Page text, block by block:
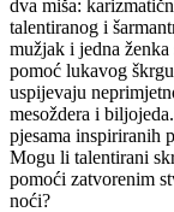
dva miša:
talentiranog i
mužjak i jedna
pomoć lukavog
uspijevaju
mesoždera i
pjesama inspiriranih
Mogu li talentirani
pomoći zatvorenim
noći?